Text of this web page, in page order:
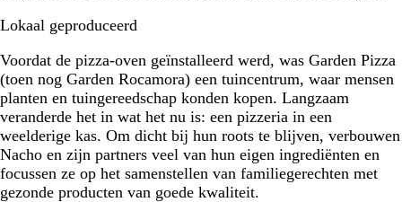
Lokaal geproduceerd
Voordat de pizza-oven geïnstalleerd werd, was Garden Pizza
(toen nog Garden Rocamora) een tuincentrum, waar mensen
planten en tuingereedschap konden kopen. Langzaam
veranderde het in wat het nu is: een pizzeria in een
weelderige kas. Om dicht bij hun roots te blijven, verbouwen
Nacho en zijn partners veel van hun eigen ingrediënten en
focussen ze op het samenstellen van familiegerechten met
gezonde producten van goede kwaliteit.